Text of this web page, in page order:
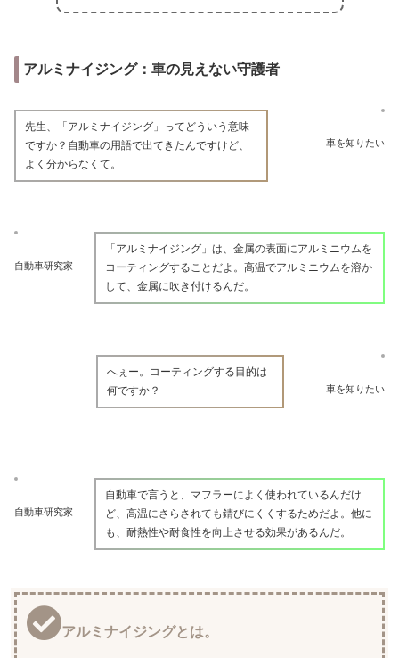
アルミナイジング：車の見えない守護者
車を知りたい
先生、「アルミナイジング」ってどういう意味
ですか？自動車の用語で出てきたんですけど、
よく分からなくて。
自動車研究家
「アルミナイジング」は、金属の表面にアルミニウムを
コーティングすることだよ。高温でアルミニウムを溶か
して、金属に吹き付けるんだ。
車を知りたい
へぇー。コーティングする目的は
何ですか？
自動車研究家
自動車で言うと、マフラーによく使われているんだけ
ど、高温にさらされても錆びにくくするためだよ。他に
も、耐熱性や耐食性を向上させる効果があるんだ。
アルミナイジングとは。